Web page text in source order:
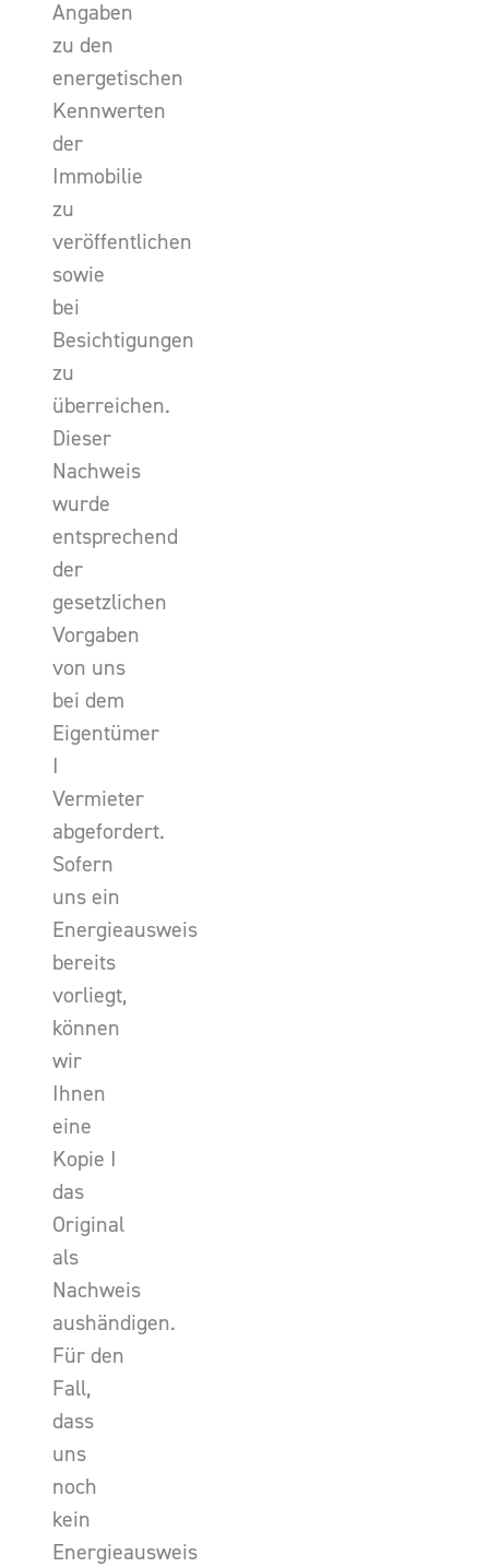
Angaben
zu den
energetischen
Kennwerten
der
Immobilie
zu
veröffentlichen
sowie
bei
Besichtigungen
zu
überreichen.
Dieser
Nachweis
wurde
entsprechend
der
gesetzlichen
Vorgaben
von uns
bei dem
Eigentümer
I
Vermieter
abgefordert.
Sofern
uns ein
Energieausweis
bereits
vorliegt,
können
wir
Ihnen
eine
Kopie I
das
Original
als
Nachweis
aushändigen.
Für den
Fall,
dass
uns
noch
kein
Energieausweis